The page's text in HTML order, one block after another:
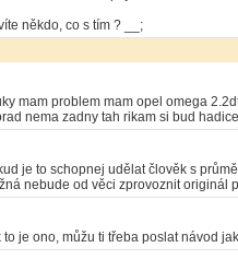
někdo, co s tím ? __;
mam problem mam opel omega
nema zadny tah rikam si bud
je to schopnej udělat člověk s
nebude od věci zprovoznit originál
to je ono, můžu ti třeba poslat návod